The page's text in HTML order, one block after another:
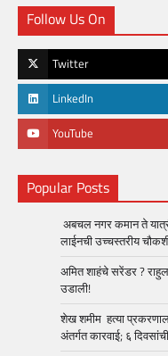
Follow Us On
Twitter
LinkedIn
YouTube
Popular Posts
अबचल नगर कमान ते
लाईनची उच्चस्तरीय
अमित शाहंचे सरेंडर ?
उडाली!
शेख शमीम हत्या
अंतर्गत कारवाई; ६